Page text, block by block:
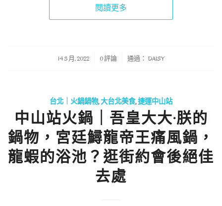
閱讀更多
14 3 月, 2022
/ 0 評論 通過： DAISY
台北｜火鍋鍋物,大台北美食,捷運中山站
中山站火鍋｜吾皇大大·朕的
鍋物，宮廷鱘龍帝王痛風鍋，
龍蝦的浴池？逛街約會後絕佳
去處